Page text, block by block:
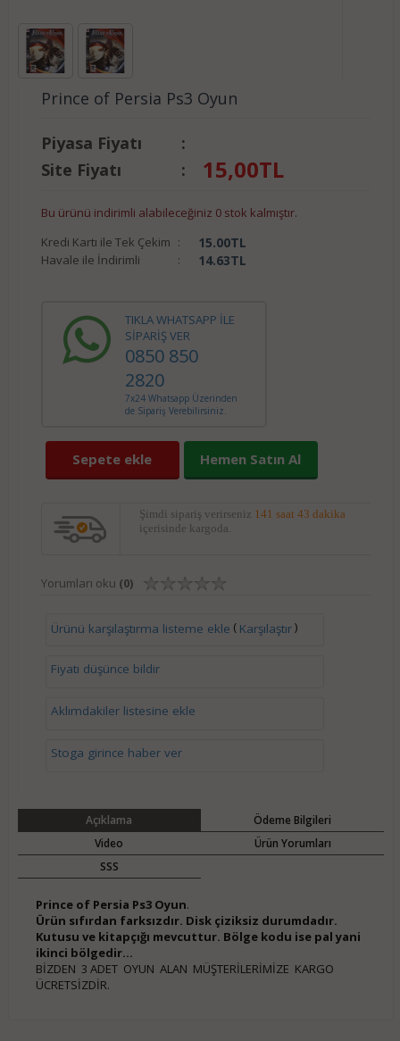
Prince of Persia Ps3 Oyun
Piyasa Fiyatı
:
Site Fiyatı
: 15,00TL
Bu ürünü indirimli alabileceğiniz 0 stok kalmıştır.
Kredi Kartı ile Tek Çekim : 15.00TL
Havale ile İndirimli : 14.63TL
TIKLA WHATSAPP İLE
SİPARİŞ VER
0850 850
2820
7x24 Whatsapp Üzerinden
de Sipariş Verebilirsiniz.
Sepete ekle Hemen Satın Al
Şimdi sipariş verirseniz 141 saat 43 dakika
içerisinde kargoda.
Yorumları oku (0)
Ürünü karşılaştırma listeme ekle ( Karşılaştır)
Fiyatı düşünce bildir
Aklımdakiler listesine ekle
Stoga girince haber ver
Açıklama
Ödeme Bilgileri
Video
Ürün Yorumları
SSS
Prince of Persia Ps3 Oyun.
Ürün sıfırdan farksızdır. Disk çiziksiz durumdadır.
Kutusu ve kitapçığı mevcuttur. Bölge kodu ise pal yani
ikinci bölgedir...
BİZDEN 3 ADET OYUN ALAN MÜŞTERİLERİMİZE KARGO
ÜCRETSİZDİR.